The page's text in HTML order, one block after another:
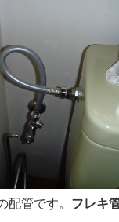
配管です。 フレキ